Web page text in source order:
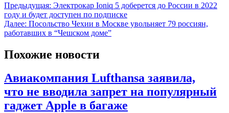
Предыдущая: Электрокар Ioniq 5 доберется до России в 2022
году и будет доступен по подписке
Далее: Посольство Чехии в Москве увольняет 79 россиян,
работавших в “Чешском доме”
Похожие новости
Авиакомпания Lufthansa заявила,
что не вводила запрет на популярный
гаджет Apple в багаже